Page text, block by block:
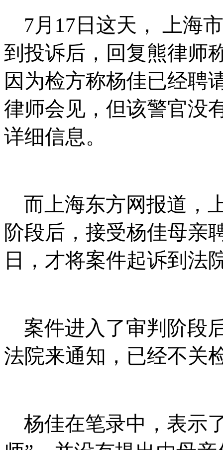
7月 17 日这天，
上海
到投诉后，回复熊律师
因为检方称杨佳已经聘
律师会见，但该警官没
详细信息。
而上海东方网报道，
阶段后，接受杨佳母亲
日，才将案件起诉到法
案件进入了审判阶段
法院来通知，已经不关
杨佳在笔录中，表示